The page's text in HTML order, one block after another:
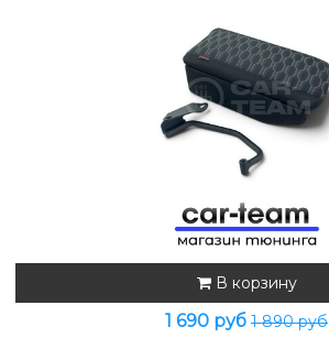
В корзину
1 690 руб 1 890 руб